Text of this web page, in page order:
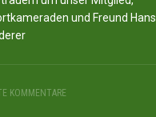
und Freund Hans
KOMMENTARE